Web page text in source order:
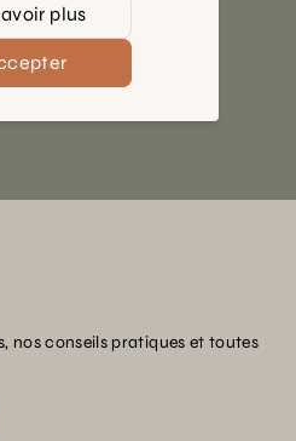
nos conseils pratiques et toutes
plus